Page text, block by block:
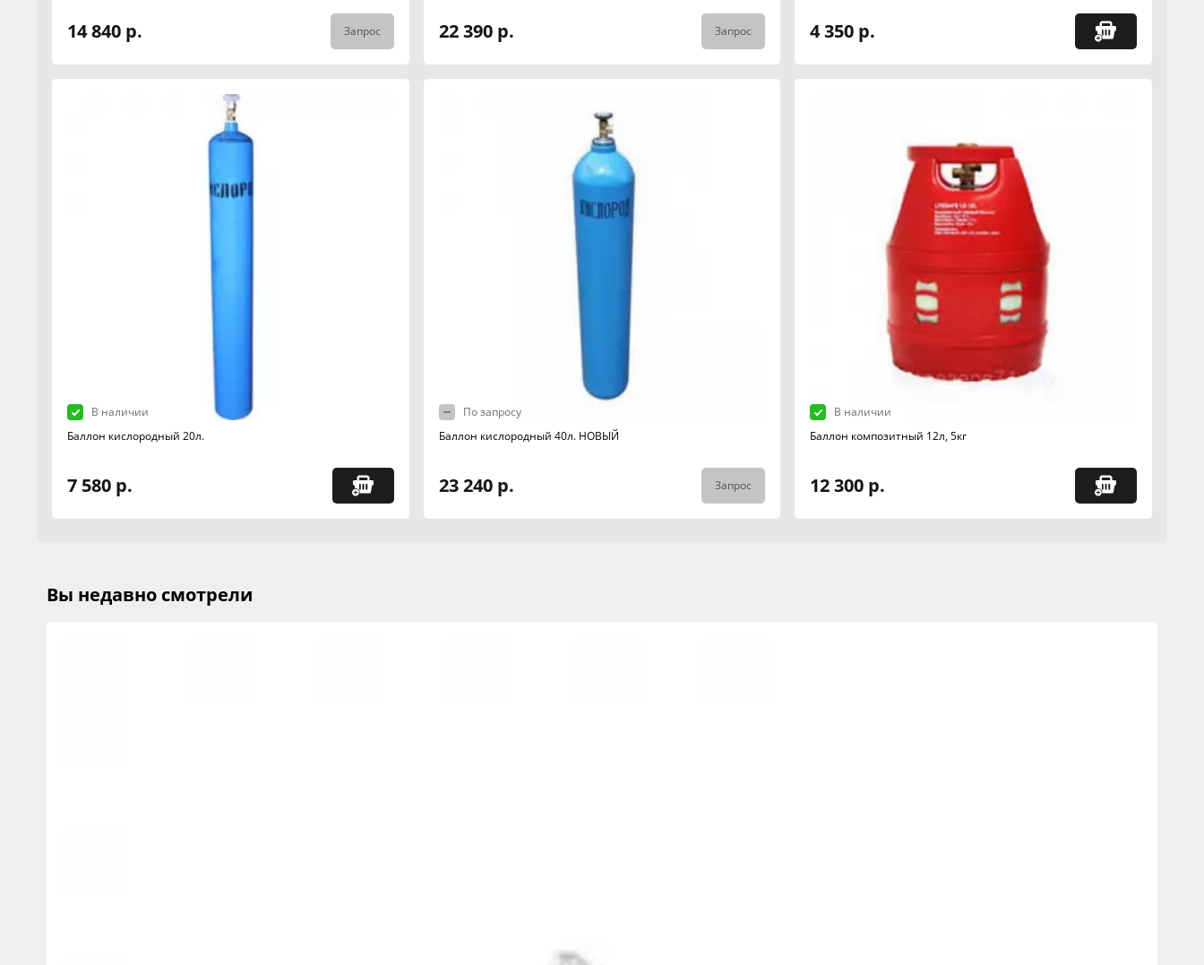
14 840 р. Запрос 22 390 р. Запрос 4 350 р.
В наличии
Баллон кислородный 20л.
7 580 р.
По запросу
Баллон кислородный 40л. НОВЫЙ
23 240 р. Запрос
В наличии
Баллон композитный 12л, 5кг
12 300 р.
Вы недавно смотрели